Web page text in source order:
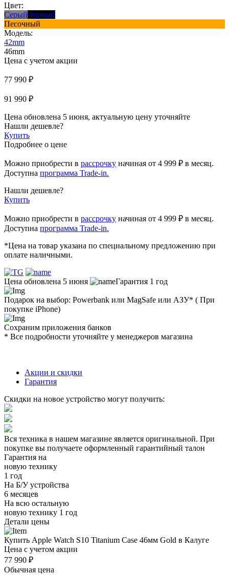
Цвет:
СерыйЧерный
Песочный
Модель:
42mm
46mm
Цена с учетом акции
77 990 ₽
91 990 ₽
Цена обновлена 5 июня, актуальную цену уточняйте
Нашли дешевле?
Купить
Подробнее о цене
Можно приобрести в рассрочку начиная от 4 999 ₽ в месяц.
Доступна программа Trade-in.
Нашли дешевле?
Купить
Можно приобрести в рассрочку начиная от 4 999 ₽ в месяц.
Доступна программа Trade-in.
*Цена на товар указана по специальному предложению при
оплате наличными.
Цена обновлена 5 июня Гарантия 1 год
Подарок на выбор: Powerbank или MagSafe или AЗУ* ( При
покупке iPhone)
Сохраним приложения банков
* Все подробности уточняйте у менеджеров магазина
Акции и скидки
Гарантия
Скидки на новое устройство могут получить:
Вся техника в нашем магазине является оригинальной. При
покупке вы получаете оформленный гарантийный талон
Гарантия на
новую технику
1 год
На Б/У устройства
6 месяцев
На всю остальную
новую технику 1 год
Детали цены
Купить Apple Watch S10 Titanium Case 46мм Gold в Калуге
Цена с учетом акции
77 990 ₽
Обычная цена